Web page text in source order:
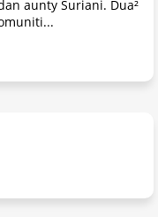
aunty Suriani. Dua²